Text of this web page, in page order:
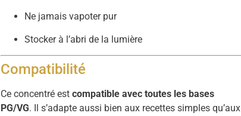
Ne jamais vapoter pur
Stocker à l’abri de la lumière
Compatibilité
Ce concentré estcompatible avec toutes les bases
PG/VG. Il s’adapte aussi bien aux recettes simples qu’aux